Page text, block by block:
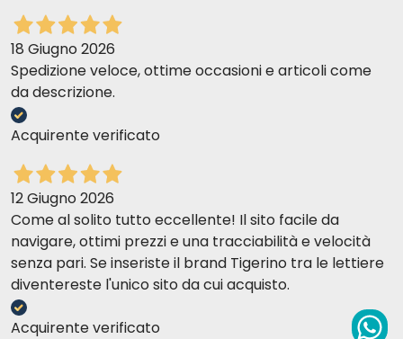
18 Giugno 2026
Spedizione veloce, ottime occasioni e articoli come
da descrizione.
Acquirente verificato
12 Giugno 2026
Come al solito tutto eccellente! Il sito facile da
navigare, ottimi prezzi e una tracciabilità e velocità
senza pari. Se inseriste il brand Tigerino tra le lettiere
diventereste l'unico sito da cui acquisto.
Acquirente verificato